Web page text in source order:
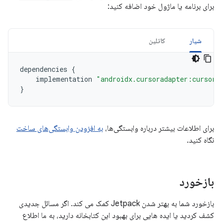
برای برنامه یا ماژول خود اضافه کنید:
شیار کاتلین
dependencies {
implementation
}
برای اطلاعات بیشتر درباره وابستگی‌ها، به افزودن وابستگی‌های ساخت
نگاه کنید.
بازخورد
بازخورد شما به بهتر شدن Jetpack کمک می کند. اگر مسائل جدیدی
کشف کردید یا ایده هایی برای بهبود این کتابخانه دارید، به ما اطلاع